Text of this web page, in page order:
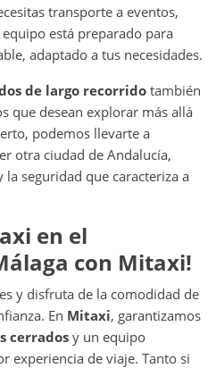
transporte a eventos,
está preparado para
adaptado a tus necesidades.
de largo recorrido también
que desean explorar más allá
podemos llevarte a
otra ciudad de Andalucía,
seguridad que caracteriza a
en el
con Mitaxi!
y disfruta de la comodidad de
En Mitaxi, garantizamos
cerrados y un equipo
experiencia de viaje. Tanto si